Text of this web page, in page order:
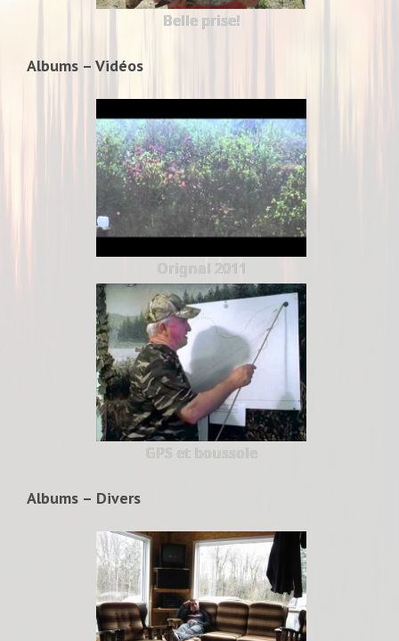
Belle prise!
Albums – Vidéos
Orignal 2011
GPS et boussole
Albums – Divers